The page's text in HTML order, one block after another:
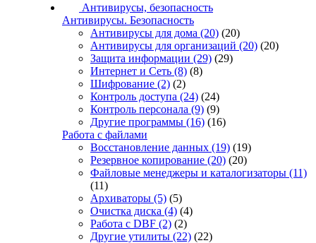
Антивирусы, безопасность
Антивирусы. Безопасность
Антивирусы для дома (20) (20)
Антивирусы для организаций (20) (20)
Защита информации (29) (29)
Интернет и Сеть (8) (8)
Шифрование (2) (2)
Контроль доступа (24) (24)
Контроль персонала (9) (9)
Другие программы (16) (16)
Работа с файлами
Восстановление данных (19) (19)
Резервное копирование (20) (20)
Файловые менеджеры и каталогизаторы (11)
(11)
Архиваторы (5) (5)
Очистка диска (4) (4)
Работа с DBF (2) (2)
Другие утилиты (22) (22)